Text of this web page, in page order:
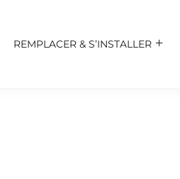
REMPLACER & S’INSTALLER